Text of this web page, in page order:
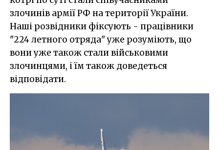
злочинів армії РФ на території України.
Наші розвідники фіксують - працівники
"224 летного отряда" уже розуміють, що
вони уже також стали військовими
злочинцями, і їм також доведеться
відповідати.